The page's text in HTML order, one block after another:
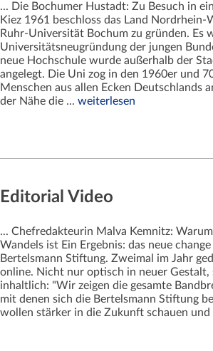
... Die Bochumer Hustadt: Zu Besuch in
Kiez 1961 beschloss das Land Nordrhein-
Ruhr-Universität Bochum zu gründen. Es
Universitätsneugründung der jungen
neue Hochschule wurde außerhalb der
angelegt. Die Uni zog in den 1960er und
Menschen aus allen Ecken Deutschlands
der Nähe die ... weiterlesen
Editorial Video
... Chefredakteurin Malva Kemnitz: Warum
Wandels ist Ein Ergebnis: das neue
Bertelsmann Stiftung. Zweimal im Jahr
online. Nicht nur optisch in neuer Gestalt,
inhaltlich: "Wir zeigen die gesamte
mit denen sich die Bertelsmann Stiftung
wollen stärker in die Zukunft schauen und